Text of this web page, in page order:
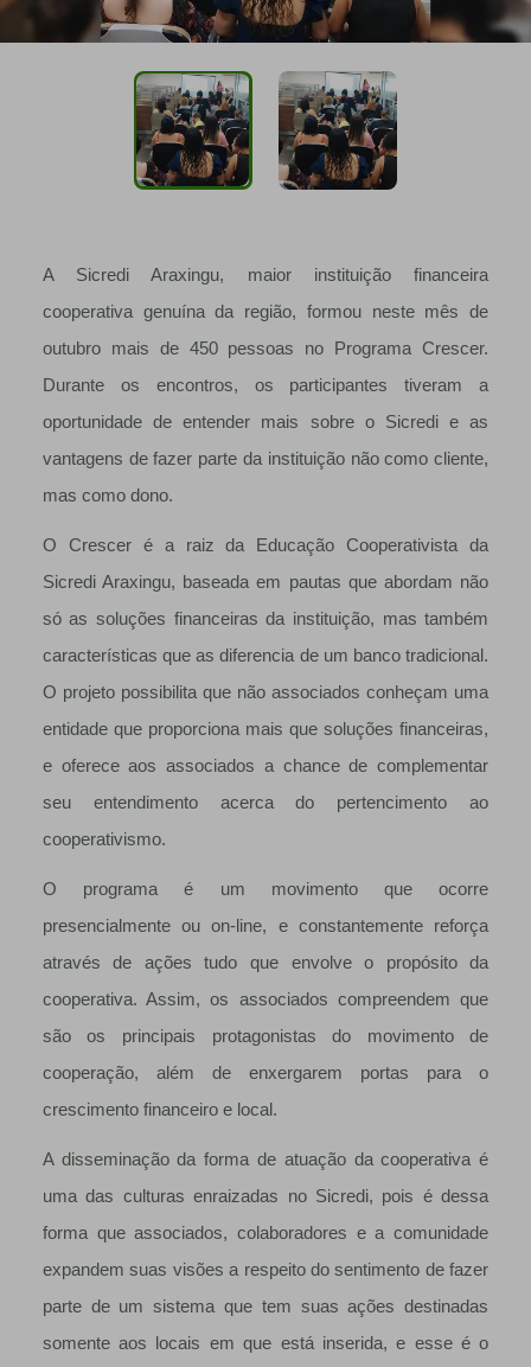
A Sicredi Araxingu, maior instituição financeira
cooperativa genuína da região, formou neste mês de
outubro mais de 450 pessoas no Programa Crescer.
Durante os encontros, os participantes tiveram a
oportunidade de entender mais sobre o Sicredi e as
vantagens de fazer parte da instituição não como cliente,
mas como dono.
O Crescer é a raiz da Educação Cooperativista da
Sicredi Araxingu, baseada em pautas que abordam não
só as soluções financeiras da instituição, mas também
características que as diferencia de um banco tradicional.
O projeto possibilita que não associados conheçam uma
entidade que proporciona mais que soluções financeiras,
e oferece aos associados a chance de complementar
seu entendimento acerca do pertencimento ao
cooperativismo.
O programa é um movimento que ocorre
presencialmente ou on-line, e constantemente reforça
através de ações tudo que envolve o propósito da
cooperativa. Assim, os associados compreendem que
são os principais protagonistas do movimento de
cooperação, além de enxergarem portas para o
crescimento financeiro e local.
A disseminação da forma de atuação da cooperativa é
uma das culturas enraizadas no Sicredi, pois é dessa
forma que associados, colaboradores e a comunidade
expandem suas visões a respeito do sentimento de fazer
parte de um sistema que tem suas ações destinadas
somente aos locais em que está inserida, e esse é o